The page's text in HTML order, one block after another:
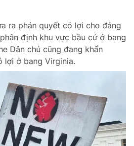
ra phán quyết có lợi cho đảng
định khu vực bầu cử ở bang
Dân chủ cũng đang khẩn
lợi ở bang Virginia.